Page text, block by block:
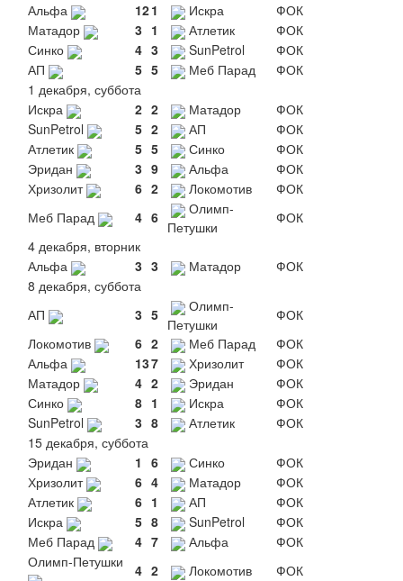
Альфа
121 Искра
ФОК
Матадор
3 1 Атлетик
ФОК
Синко
4 3 SunPetrol
ФОК
АП
5 5 Меб Парад
ФОК
1 декабря, суббота
Искра
2 2 Матадор
ФОК
SunPetrol
5 2 АП
ФОК
Атлетик
5 5 Синко
ФОК
Эридан
3 9 Альфа
ФОК
Хризолит
6 2 Локомотив
ФОК
Меб Парад
4 6
Олимп-
Петушки
ФОК
4 декабря, вторник
Альфа
3 3 Матадор
ФОК
8 декабря, суббота
АП
3 5
Олимп-
Петушки
ФОК
Локомотив
6 2 Меб Парад
ФОК
Альфа
137 Хризолит
ФОК
Матадор
4 2 Эридан
ФОК
Синко
8 1 Искра
ФОК
SunPetrol
3 8 Атлетик
ФОК
15 декабря, суббота
Эридан
1 6 Синко
ФОК
Хризолит
6 4 Матадор
ФОК
Атлетик
6 1 АП
ФОК
Искра
5 8 SunPetrol
ФОК
Меб Парад
4 7 Альфа
ФОК
Олимп-Петушки
4 2 Локомотив
ФОК